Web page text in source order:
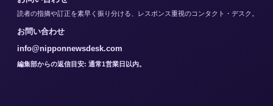
読者の指摘や訂正を素早く振り分ける、レスポンス重視のコンタクト・デスク。
お問い合わせ
info@nipponnewsdesk.com
編集部からの返信目安: 通常1営業日以内。